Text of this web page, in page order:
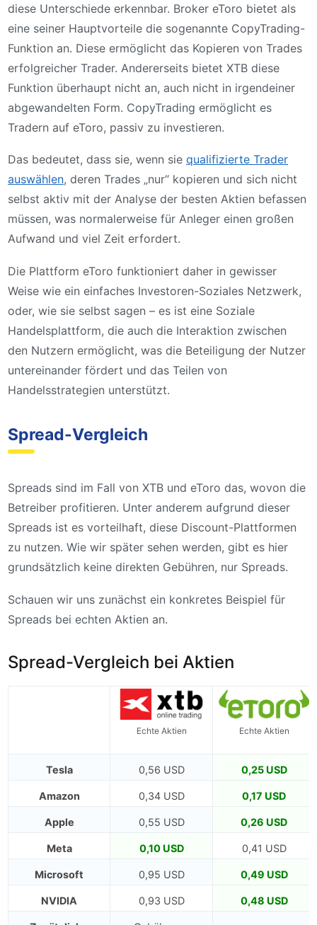
diese Unterschiede erkennbar. Broker eToro bietet als
eine seiner Hauptvorteile die sogenannte CopyTrading-
Funktion an. Diese ermöglicht das Kopieren von Trades
erfolgreicher Trader. Andererseits bietet XTB diese
Funktion überhaupt nicht an, auch nicht in irgendeiner
abgewandelten Form. CopyTrading ermöglicht es
Tradern auf eToro, passiv zu investieren.
Das bedeutet, dass sie, wenn sie qualifizierte Trader
auswählen, deren Trades „nur“ kopieren und sich nicht
selbst aktiv mit der Analyse der besten Aktien befassen
müssen, was normalerweise für Anleger einen großen
Aufwand und viel Zeit erfordert.
Die Plattform eToro funktioniert daher in gewisser
Weise wie ein einfaches Investoren-Soziales Netzwerk,
oder, wie sie selbst sagen – es ist eine Soziale
Handelsplattform, die auch die Interaktion zwischen
den Nutzern ermöglicht, was die Beteiligung der Nutzer
untereinander fördert und das Teilen von
Handelsstrategien unterstützt.
Spread-Vergleich
Spreads sind im Fall von XTB und eToro das, wovon die
Betreiber profitieren. Unter anderem aufgrund dieser
Spreads ist es vorteilhaft, diese Discount-Plattformen
zu nutzen. Wie wir später sehen werden, gibt es hier
grundsätzlich keine direkten Gebühren, nur Spreads.
Schauen wir uns zunächst ein konkretes Beispiel für
Spreads bei echten Aktien an.
Spread-Vergleich bei Aktien
Echte Aktien Echte Aktien
Tesla 0,56 USD 0,25 USD
Amazon 0,34 USD 0,17 USD
Apple 0,55 USD 0,26 USD
Meta 0,10 USD 0,41 USD
Microsoft 0,95 USD 0,49 USD
NVIDIA 0,93 USD 0,48 USD